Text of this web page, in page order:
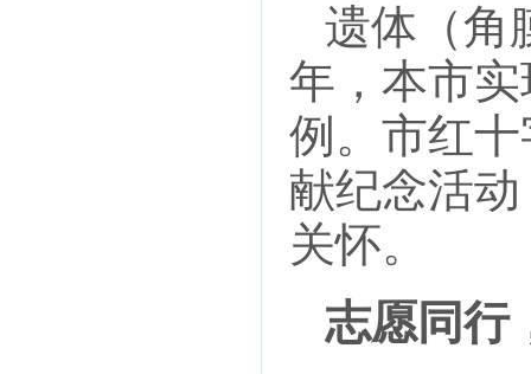
遗体（角
年，本市
例。市红
献纪念活
关怀。
志愿同行